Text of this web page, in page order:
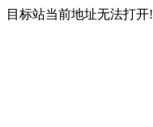
目标站当前地址无法打开!